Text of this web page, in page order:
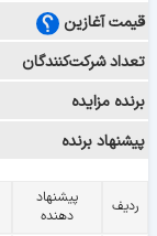
قیمت آغازین
تعداد شرکت‌کنندگان
برنده مزایده
پیشنهاد برنده
ردیف
پیشنهاد
دهنده